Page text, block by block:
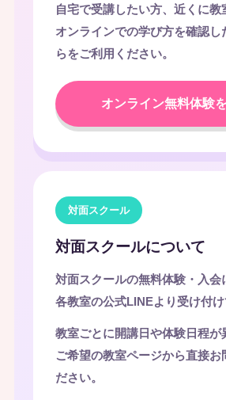
自宅で受講したい方、近くに教
オンラインでの学び方を確認し
らをご利用ください。
オンライン無料体験
対面スクール
対面スクールについて
対面スクールの無料体験・入会
各教室の公式LINEより受け付け
教室ごとに開講日や体験日程が
ご希望の教室ページから直接お
ださい。